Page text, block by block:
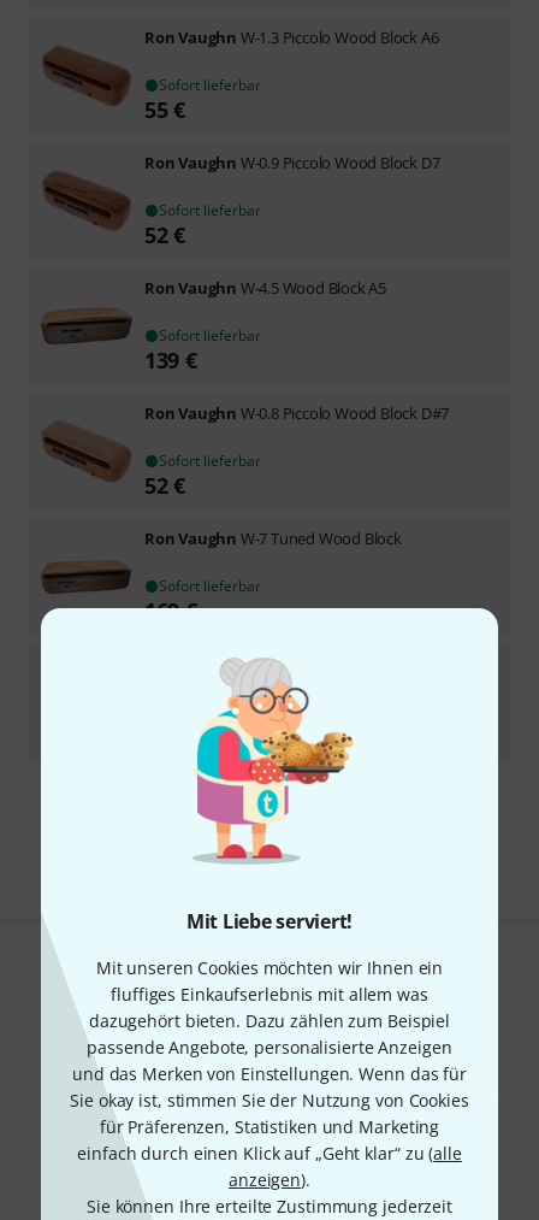
Mit Liebe serviert!
Mit unseren Cookies möchten wir Ihnen ein
fluffiges Einkaufserlebnis mit allem was
dazugehört bieten. Dazu zählen zum Beispiel
passende Angebote, personalisierte Anzeigen
und das Merken von Einstellungen. Wenn das für
Sie okay ist, stimmen Sie der Nutzung von Cookies
für Präferenzen, Statistiken und Marketing
einfach durch einen Klick auf „Geht klar“ zu (alle
anzeigen).
Sie können Ihre erteilte Zustimmung jederzeit
Ron Vaughn W-1.3 Piccolo Wood Block A6
Sofort lieferbar
55€
Ron Vaughn W-0.9 Piccolo Wood Block D7
Sofort lieferbar
52€
Ron Vaughn W-4.5 Wood Block A5
Sofort lieferbar
139 €
Ron Vaughn W-0.8 Piccolo Wood Block D#7
Sofort lieferbar
52€
Ron Vaughn W-7 Tuned Wood Block
Sofort lieferbar
169€
Ron VaughnW-4.7 Wood Block G5
Sofort lieferbar
Kostenloser Versand ab 29 €
Alle Preise inkl. MwSt.
Gefällt Ihnen, was Sie sehen?
Teilen Hilfe & Feedback